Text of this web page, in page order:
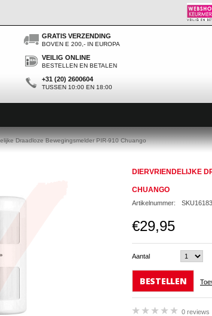
GRATIS VERZENDING
BOVEN E 200,- IN EUROPA
VEILIG ONLINE
BESTELLEN EN BETALEN
+31 (20) 2600604
TUSSEN 10:00 EN 18:00
Draadloze Bewegingsmelder PIR-910 Chuango
DIERVRIENDELIJKE
CHUANGO
Artikelnummer: SKU16183
€29,95
Aantal
BESTELLEN
0 reviews